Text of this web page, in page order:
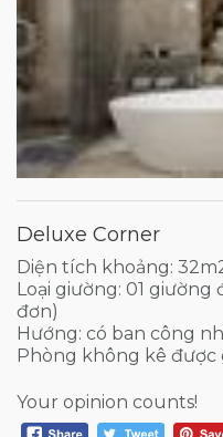
Deluxe Corner
Diện tích khoảng:
Loại giường: 01 giường
đơn)
Hướng: có ban công
Phòng không kê được
Your opinion counts!